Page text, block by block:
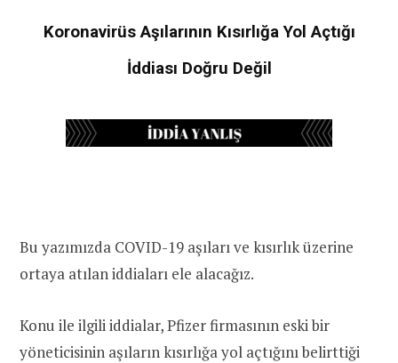
Koronavirüs Aşılarının Kısırlığa Yol Açtığı
İddiası Doğru Değil
Bu yazımızda COVID-19 aşıları ve kısırlık üzerine
ortaya atılan iddiaları ele alacağız.
Konu ile ilgili iddialar, Pfizer firmasının eski bir
yöneticisinin aşıların kısırlığa yol açtığını belirttiği